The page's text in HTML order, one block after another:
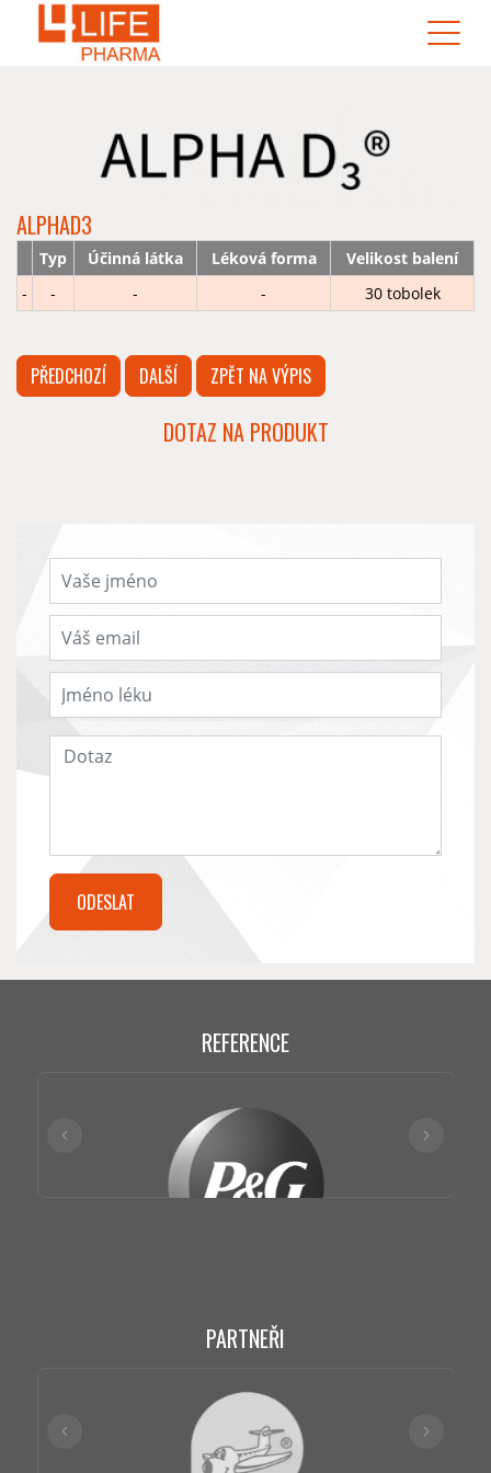
ALPHAD3
Typ Účinná látka Léková forma
Velikost balení
-
- - - 30 tobolek
PŘEDCHOZÍ DALŠÍ ZPĚT NA VÝPIS
DOTAZ NA PRODUKT
REFERENCE
PARTNEŘI